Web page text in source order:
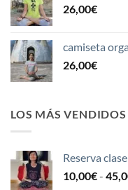
26,00€
camiseta
26,00€
LOS MÁS VENDIDOS
Reserva
10,00€-